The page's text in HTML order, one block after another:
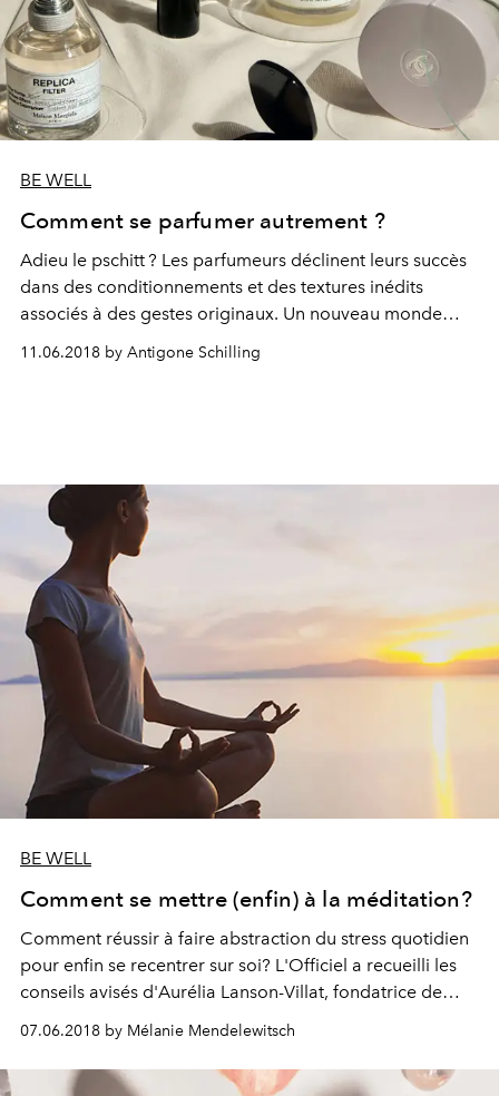
BE WELL
Comment se parfumer autrement ?
Adieu le pschitt ? Les parfumeurs déclinent leurs succès
dans des conditionnements et des textures inédits
associés à des gestes originaux. Un nouveau monde
11.06.2018 by Antigone Schilling
BE WELL
Comment se mettre (enfin) à la méditation?
Comment réussir à faire abstraction du stress quotidien
pour enfin se recentrer sur soi? L'Officiel a recueilli les
conseils avisés d'Aurélia Lanson-Villat, fondatrice de
Méditation and the City.
07.06.2018 by Mélanie Mendelewitsch